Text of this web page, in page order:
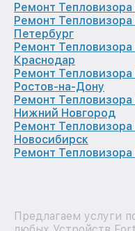
Ремонт
Ремонт
Петербург
Ремонт
Краснодар
Ремонт
Ростов-на-Дону
Ремонт
Нижний Новгород
Ремонт
Новосибирск
Ремонт
Предлагаем услуги